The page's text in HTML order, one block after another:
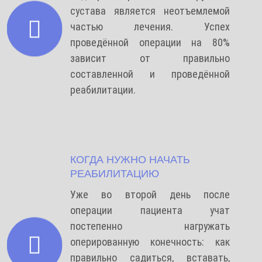
сустава является неотъемлемой
частью лечения. Успех
проведённой операции на 80%
зависит от правильно
составленной и проведённой
реабилитации.
КОГДА НУЖНО НАЧАТЬ
РЕАБИЛИТАЦИЮ
Уже во второй день после
операции пациента учат
постепенно нагружать
оперированную конечность: как
правильно садиться, вставать,